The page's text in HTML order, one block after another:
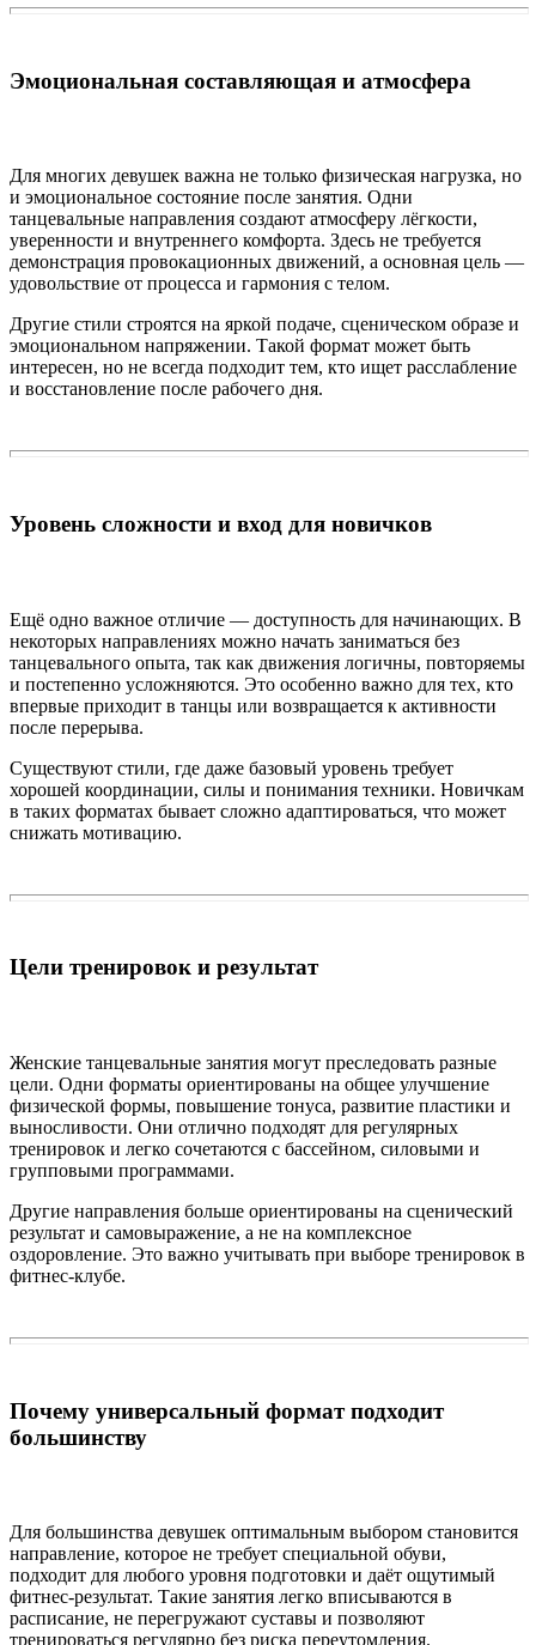
Эмоциональная составляющая и атмосфера
Для многих девушек важна не только физическая нагрузка, но
и эмоциональное состояние после занятия. Одни
танцевальные направления создают атмосферу лёгкости,
уверенности и внутреннего комфорта. Здесь не требуется
демонстрация провокационных движений, а основная цель —
удовольствие от процесса и гармония с телом.
Другие стили строятся на яркой подаче, сценическом образе и
эмоциональном напряжении. Такой формат может быть
интересен, но не всегда подходит тем, кто ищет расслабление
и восстановление после рабочего дня.
Уровень сложности и вход для новичков
Ещё одно важное отличие — доступность для начинающих. В
некоторых направлениях можно начать заниматься без
танцевального опыта, так как движения логичны, повторяемы
и постепенно усложняются. Это особенно важно для тех, кто
впервые приходит в танцы или возвращается к активности
после перерыва.
Существуют стили, где даже базовый уровень требует
хорошей координации, силы и понимания техники. Новичкам
в таких форматах бывает сложно адаптироваться, что может
снижать мотивацию.
Цели тренировок и результат
Женские танцевальные занятия могут преследовать разные
цели. Одни форматы ориентированы на общее улучшение
физической формы, повышение тонуса, развитие пластики и
выносливости. Они отлично подходят для регулярных
тренировок и легко сочетаются с бассейном, силовыми и
групповыми программами.
Другие направления больше ориентированы на сценический
результат и самовыражение, а не на комплексное
оздоровление. Это важно учитывать при выборе тренировок в
фитнес-клубе.
Почему универсальный формат подходит
большинству
Для большинства девушек оптимальным выбором становится
направление, которое не требует специальной обуви,
подходит для любого уровня подготовки и даёт ощутимый
фитнес-результат. Такие занятия легко вписываются в
расписание, не перегружают суставы и позволяют
тренироваться регулярно без риска переутомления.